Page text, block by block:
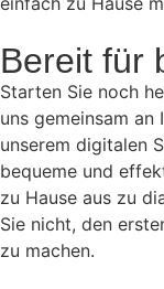
Bereit für
Starten Sie noch
uns gemeinsam
unserem digitalen
bequeme und
zu Hause aus zu
Sie nicht, den
zu machen.